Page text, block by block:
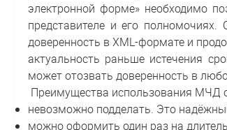
электронной форме» необходимо
представителе и его
доверенность в XML-формате и
актуальность раньше истечения
может отозвать доверенность в
Преимущества использования МЧД
невозможно подделать. Это
можно оформить один раз на